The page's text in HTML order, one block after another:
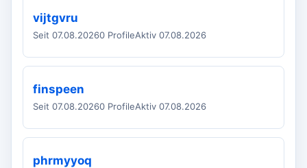
vijtgvru
Seit 07.08.20260 ProfileAktiv 07.08.2026
finspeen
Seit 07.08.20260 ProfileAktiv 07.08.2026
phrmyyoq